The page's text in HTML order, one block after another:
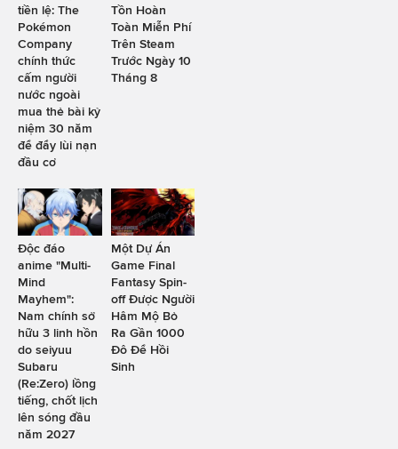
tiền lệ: The
Pokémon
Company
chính thức
cấm người
nước ngoài
mua thẻ bài kỷ
niệm 30 năm
để đẩy lùi nạn
đầu cơ
Tồn Hoàn
Toàn Miễn Phí
Trên Steam
Trước Ngày 10
Tháng 8
Độc đáo
anime "Multi-
Mind
Mayhem":
Nam chính sở
hữu 3 linh hồn
do seiyuu
Subaru
(Re:Zero) lồng
tiếng, chốt lịch
lên sóng đầu
năm 2027
Một Dự Án
Game Final
Fantasy Spin-
off Được Người
Hâm Mộ Bỏ
Ra Gần 1000
Đô Để Hồi
Sinh